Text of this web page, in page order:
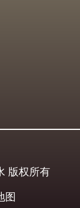
版权所有
图